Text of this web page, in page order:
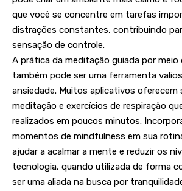
que você se concentre em tarefas
distrações constantes, contribuindo
sensação de controle.
A prática da meditação guiada por meio
também pode ser uma ferramenta
ansiedade. Muitos aplicativos oferecem
meditação e exercícios de respiração
realizados em poucos minutos.
momentos de mindfulness em sua
ajudar a acalmar a mente e reduzir os
tecnologia, quando utilizada de forma
ser uma aliada na busca por